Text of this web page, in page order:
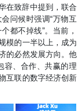
在致辞中提到，联合
问候时强调“万物互
都不掉线”。当前，
模的一半以上，成为
的必然发展方向。他
容、合作、共赢的理
互联的数字经济创新